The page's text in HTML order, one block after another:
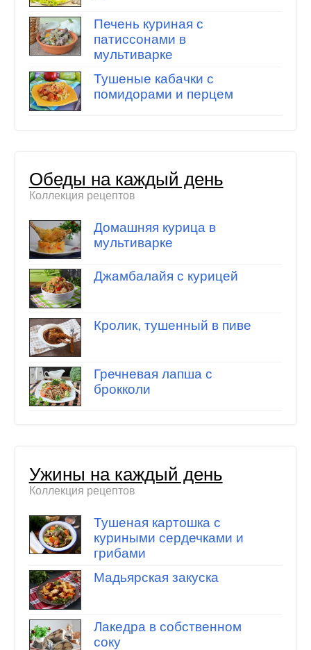
Печень куриная с
патиссонами в
мультиварке
Тушеные кабачки с
помидорами и перцем
Обеды на каждый день
Коллекция рецептов
Домашняя курица в
мультиварке
Джамбалайя с курицей
Кролик, тушенный в пиве
Гречневая лапша с
брокколи
Ужины на каждый день
Коллекция рецептов
Тушеная картошка с
куриными сердечками и
грибами
Мадьярская закуска
Лакедра в собственном
соку